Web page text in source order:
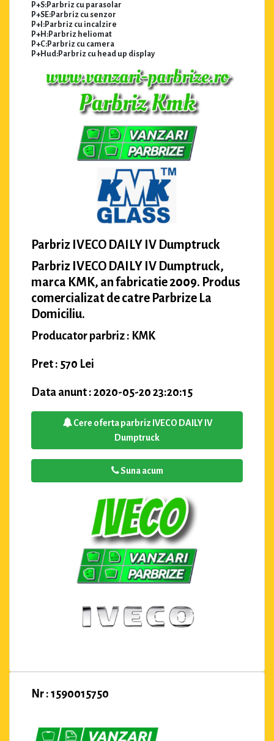
P+S:Parbriz cu parasolar
P+SE:Parbriz cu senzor
P+I:Parbriz cu incalzire
P+H:Parbriz heliomat
P+C:Parbriz cu camera
P+Hud:Parbriz cu head up display
Parbriz IVECO DAILY IV Dumptruck
Parbriz IVECO DAILY IV Dumptruck,
marca KMK, an fabricatie 2009. Produs
comercializat de catre Parbrize La
Domiciliu.
Producator parbriz : KMK
Pret : 570 Lei
Data anunt : 2020-05-20 23:20:15
Cere oferta parbriz IVECO DAILY IV
Dumptruck
Suna acum
Nr : 1590015750